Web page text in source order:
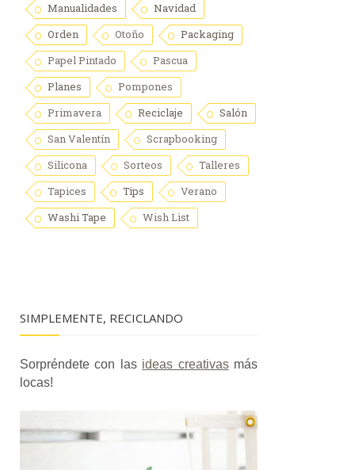
Manualidades
Navidad
Orden
Otoño
Packaging
Papel Pintado
Pascua
Planes
Pompones
Primavera
Reciclaje
Salón
San Valentín
Scrapbooking
Silicona
Sorteos
Talleres
Tapices
Tips
Verano
Washi Tape
Wish List
SIMPLEMENTE, RECICLANDO
Sorpréndete con las ideas creativasmás
locas!